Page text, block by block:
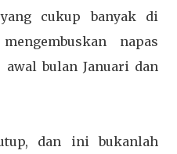
cukup banyak di
napas
bulan Januari dan
dan ini bukanlah